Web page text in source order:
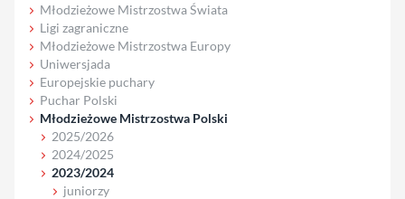
Młodzieżowe Mistrzostwa Świata
Ligi zagraniczne
Młodzieżowe Mistrzostwa Europy
Uniwersjada
Europejskie puchary
Puchar Polski
Młodzieżowe Mistrzostwa Polski
2025/2026
2024/2025
2023/2024
juniorzy